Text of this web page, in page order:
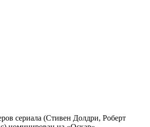
сериала (Стивен Долдри, Роберт